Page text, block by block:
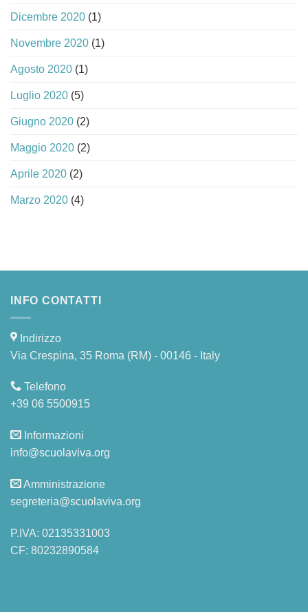
Dicembre 2020 (1)
Novembre 2020 (1)
Agosto 2020 (1)
Luglio 2020 (5)
Giugno 2020 (2)
Maggio 2020 (2)
Aprile 2020 (2)
Marzo 2020 (4)
INFO CONTATTI
Indirizzo
Via Crespina, 35 Roma (RM) - 00146 - Italy
Telefono
+39 06 5500915
Informazioni
info@scuolaviva.org
Amministrazione
segreteria@scuolaviva.org
P.IVA: 02135331003
CF: 80232890584